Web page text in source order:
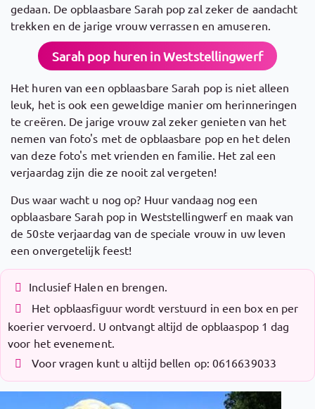
gedaan. De opblaasbare Sarah pop zal zeker de aandacht
trekken en de jarige vrouw verrassen en amuseren.
Sarah pop huren in Weststellingwerf
Het huren van een opblaasbare Sarah pop is niet alleen
leuk, het is ook een geweldige manier om herinneringen
te creëren. De jarige vrouw zal zeker genieten van het
nemen van foto's met de opblaasbare pop en het delen
van deze foto's met vrienden en familie. Het zal een
verjaardag zijn die ze nooit zal vergeten!
Dus waar wacht u nog op? Huur vandaag nog een
opblaasbare Sarah pop in Weststellingwerf en maak van
de 50ste verjaardag van de speciale vrouw in uw leven
een onvergetelijk feest!
Inclusief Halen en brengen.
Het opblaasfiguur wordt verstuurd in een box en per
koerier vervoerd. U ontvangt altijd de opblaaspop 1 dag
voor het evenement.
Voor vragen kunt u altijd bellen op: 0616639033